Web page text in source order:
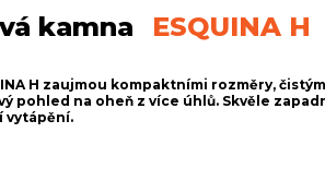
kamna ESQUINA H
H zaujmou kompaktními rozměry,
pohled na oheň z více úhlů. Skvěle
vytápění.